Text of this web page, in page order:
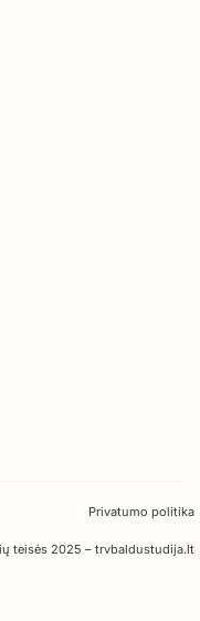
Privatumo politika
teisės 2025 – trvbaldustudija.lt